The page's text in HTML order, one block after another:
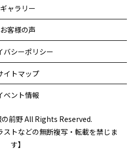
ギャラリー
お客様の声
バシーポリシー
イトマップ
ベント情報
前野 All Rights Reserved.
ストなどの無断複写・転載を禁じま
す】